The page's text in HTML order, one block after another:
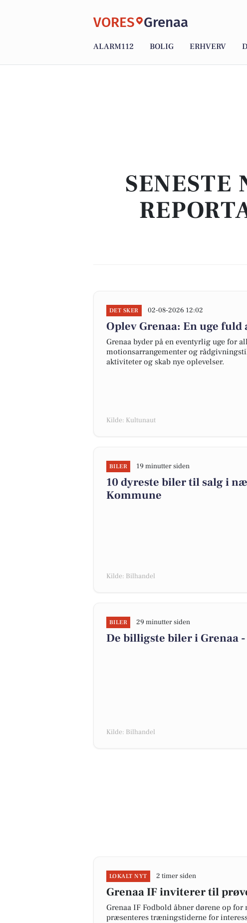
VORES Grenaa
ALARM112 BOLIG ERHVERV
DET SKER 02-08-2026 12:02
Oplev Grenaa: En uge
Grenaa byder på en eventyrlig uge for
motionsarrangementer og
aktiviteter og skab nye oplevelser.
Kilde: Kultunaut
BILER 19 minutter siden
10 dyreste biler til salg i
Kommune
Kilde: Bilhandel
BILER 29 minutter siden
De billigste biler i Grenaa
Kilde: Bilhandel
LOKALT NYT 2 timer siden
Grenaa IF inviterer til
Grenaa IF Fodbold åbner dørene op
præsenteres træningstiderne for